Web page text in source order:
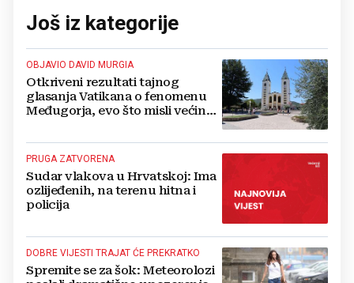
Još iz kategorije
OBJAVIO DAVID MURGIA
Otkriveni rezultati tajnog
glasanja Vatikana o fenomenu
Međugorja, evo što misli većina
PRUGA ZATVORENA
Sudar vlakova u Hrvatskoj: Ima
ozlijeđenih, na terenu hitna i
policija
DOBRE VIJESTI TRAJAT ĆE PREKRATKO
Spremite se za šok: Meteorolozi